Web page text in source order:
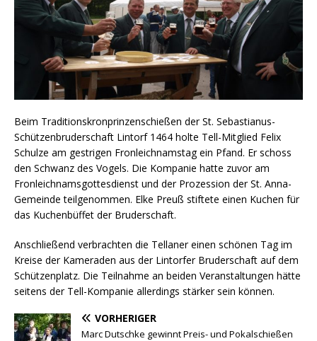
Beim Traditionskronprinzenschießen der St. Sebastianus-
Schützenbruderschaft Lintorf 1464 holte Tell-Mitglied Felix
Schulze am gestrigen Fronleichnamstag ein Pfand. Er schoss
den Schwanz des Vogels. Die Kompanie hatte zuvor am
Fronleichnamsgottesdienst und der Prozession der St. Anna-
Gemeinde teilgenommen. Elke Preuß stiftete einen Kuchen für
das Kuchenbüffet der Bruderschaft.
Anschließend verbrachten die Tellaner einen schönen Tag im
Kreise der Kameraden aus der Lintorfer Bruderschaft auf dem
Schützenplatz. Die Teilnahme an beiden Veranstaltungen hätte
seitens der Tell-Kompanie allerdings stärker sein können.
VORHERIGER
Marc Dutschke gewinnt Preis- und Pokalschießen